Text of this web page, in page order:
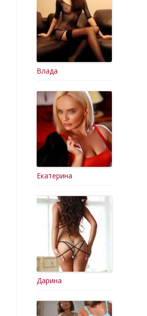
Влада
Екатерина
Дарина